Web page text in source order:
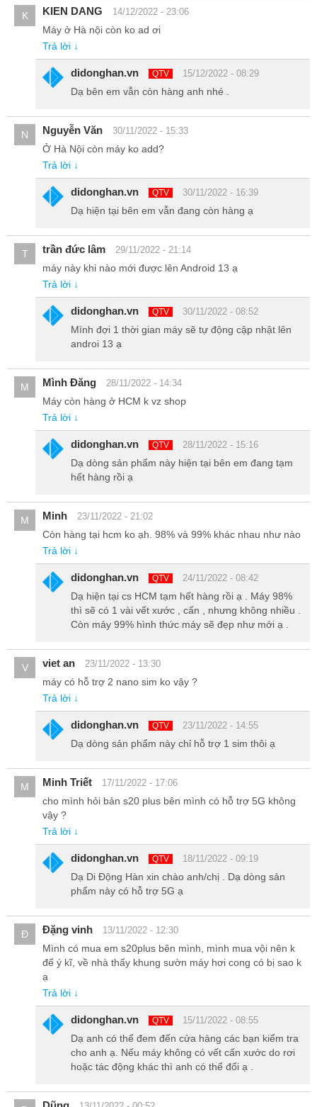
máy “sống” hơn, tạo cảm hứng sử dụng hơn và cũng có hồn hơn.
Camera trước 10MP sẽ đem lại cho bạn những bức ảnh sefie đẹp
và ưng ý, sẵn sàng để bạn chia sẻ lên mạng xã hội.
Galaxy S20 Plus Xách Tay Hàn Quốc - Hiệu năng mạnh
mẽ, cân mọi game
S20 plus xách tay được trang bị con chipSnapdragon 865thiết kế
trên tiến trình 7nm đem lại sức mạnh xử lí vượt trội.
Kết hợp với đó là 8GB RAM cho khả năng chạy đa nhiệm mượt mà.
tươi 120Hz sẽ càng làm mọi chuyển động từ trong game đến
chuyển tác vụ trở nên mượt mà hơn.
S20 Plus Hàn chỉ sử dụng được 1 Sim nano, đây có thể xem là
điểm hạn chế của S20+ Hàn bởi hầu hết người dùng tại thị trường
Việt Nam đều có nhu cầu sử dụng 2 sim. Tuy nhiên, nếu bạn không
quan tâm đến vấn đề này thì S20 plus xách tay vẫn có thể đáp ứng
mọi nhu cầu sử dụng của bạn.
K KIEN DANG 14/12/2022 - 23:06
Máy ở Hà nội còn ko ad ơi
Trả lời ↓
didonghan.vn QTV 15/12/2022 - 08:29
Dạ bên em vẫn còn hàng anh nhé .
N Nguyễn Văn 30/11/2022 - 15:33
Ở Hà Nội còn máy ko add?
Trả lời ↓
didonghan.vn QTV 30/11/2022 - 16:39
Dạ hiện tại bên em vẫn đang còn hàng ạ
T trần đức lâm 29/11/2022 - 21:14
máy này khi nào mới được lên Android 13 ạ
Trả lời ↓
didonghan.vn QTV 30/11/2022 - 08:52
Mình đợi 1 thời gian máy sẽ tự động cập nhật lên
androi 13 ạ
M Mình Đăng 28/11/2022 - 14:34
Máy còn hàng ở HCM k vz shop
Trả lời ↓
didonghan.vn QTV 28/11/2022 - 15:16
Dạ dòng sản phẩm này hiện tại bên em đang tạm
hết hàng rồi ạ
M Minh 23/11/2022 - 21:02
Còn hàng tại hcm ko ạh. 98% và 99% khác nhau như nào
Trả lời ↓
didonghan.vn QTV 24/11/2022 - 08:42
Dạ hiện tại cs HCM tạm hết hàng rồi ạ . Máy 98%
thì sẽ có 1 vài vết xước , cấn , nhưng không nhiều .
Còn máy 99% hình thức máy sẽ đẹp như mới ạ .
V viet an 23/11/2022 - 13:30
máy có hỗ trợ 2 nano sim ko vậy ?
Trả lời ↓
didonghan.vn QTV 23/11/2022 - 14:55
Dạ dòng sản phẩm này chỉ hỗ trợ 1 sim thôi ạ
M Minh Triết 17/11/2022 - 17:06
cho mình hỏi bản s20 plus bên mình có hỗ trợ 5G không
vậy ?
Trả lời ↓
didonghan.vn QTV 18/11/2022 - 09:19
Dạ Di Động Hàn xin chào anh/chị . Dạ dòng sản
phẩm này có hỗ trợ 5G ạ
Đ Đặng vinh 13/11/2022 - 12:30
Mình có mua em s20plus bên mình, mình mua vội nên k
để ý kĩ, về nhà thấy khung sườn máy hơi cong có bị sao k
ạ
Trả lời ↓
didonghan.vn QTV 15/11/2022 - 08:55
Dạ anh có thể đem đến cửa hàng các bạn kiểm tra
cho anh ạ. Nếu máy không có vết cấn xước do rơi
hoặc tác động khác thì anh có thể đổi ạ .